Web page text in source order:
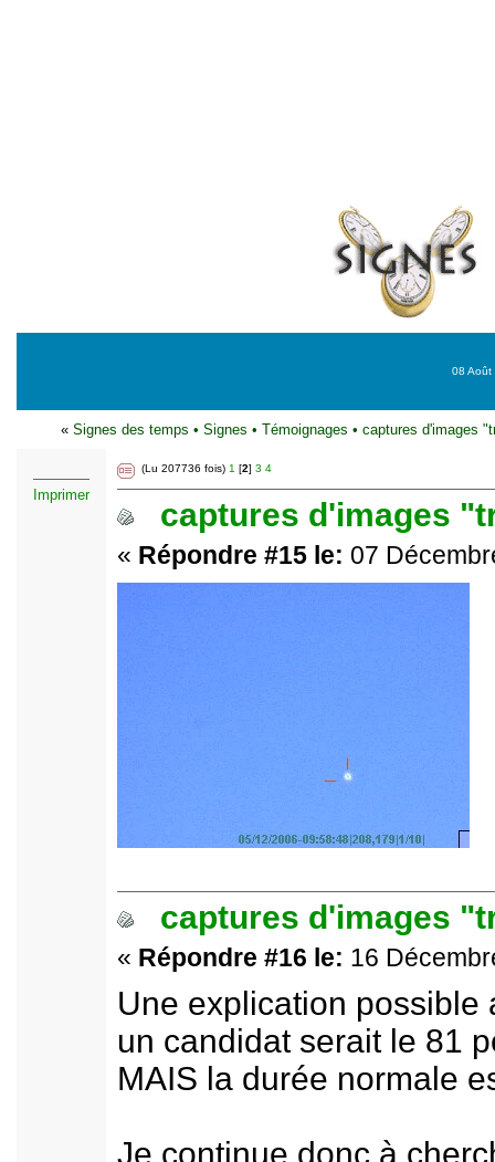
08 Août
« Signes des temps • Signes • Témoignages • captures d'images
Imprimer
(Lu 207736 fois) 1 [2] 3 4
captures d'images
« Répondre #15 le: 07
captures d'images
« Répondre #16 le: 16
Une explication possible
un candidat serait le 81
MAIS la durée normale
Je continue donc à